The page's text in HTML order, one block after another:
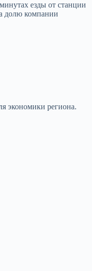
езды от станции
долю компании
экономики региона.